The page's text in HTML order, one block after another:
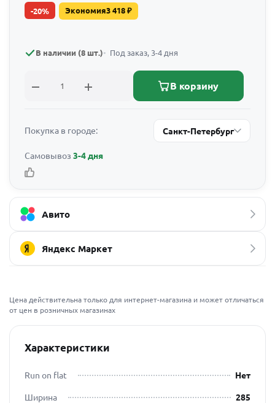
-20% Экономия3 418₽
В наличии (8 шт.) Под заказ, 3-4 дня
В корзину
Покупка в городе: Санкт-Петербург
Самовывоз 3-4 дня
Авито
Яндекс Маркет
Цена действительна только для интернет-магазина и может отличаться
от цен в розничных магазинах
Характеристики
Run on flat
Нет
Ширина
285